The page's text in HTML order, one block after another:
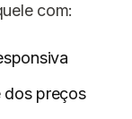
com:
dos preços